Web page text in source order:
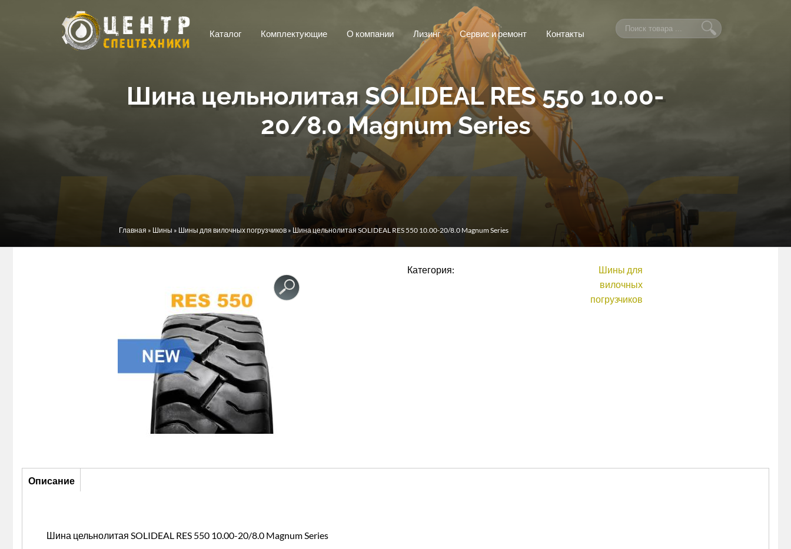
Перейти к основному содержанию
Каталог Комплектующие О компании Лизинг Сервис и ремонт Контакты
Шина цельнолитая SOLIDEAL RES 550 10.00-
20/8.0 Magnum Series
Вы здесь
Главная » Шины » Шины для вилочных погрузчиков » Шина цельнолитая SOLIDEAL RES 550 10.00-20/8.0 Magnum Series
Категория:
Шины для
вилочных
погрузчиков
Описание
Описание
Шина цельнолитая SOLIDEAL RES 550 10.00-20/8.0 Magnum Series